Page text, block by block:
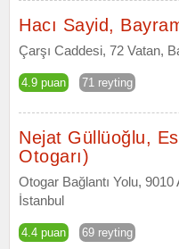
Hacı Sayid,
Çarşı Caddesi, 72 Vatan,
4.9 puan 71 reyting
Nejat Güllüoğlu,
Otogarı)
Otogar Bağlantı Yolu,
İstanbul
4.4 puan 69 reyting